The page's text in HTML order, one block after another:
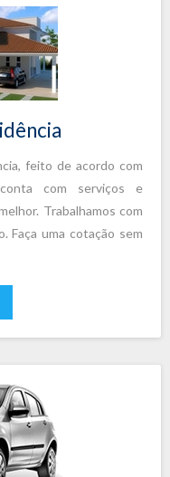
feito de acordo com
com serviços e
Trabalhamos com
Faça uma cotação sem